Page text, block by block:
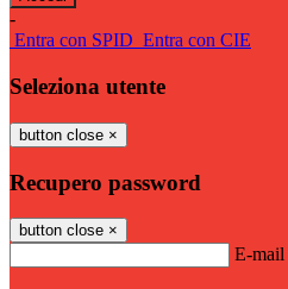
-
Entra con SPID Entra con CIE
Seleziona utente
button close ×
Recupero password
button close ×
E-mail